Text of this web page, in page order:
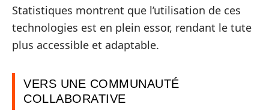
Statistiques montrent que l’utilisation de ces
technologies est en plein essor, rendant le tute
plus accessible et adaptable.
VERS UNE COMMUNAUTÉ
COLLABORATIVE